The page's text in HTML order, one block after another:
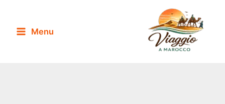
contenutoMenu